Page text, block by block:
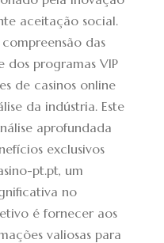
aceitação social.
das
dos programas VIP
de casinos online
da indústria. Este
aprofundada
exclusivos
pt.pt, um
no
é fornecer aos
valiosas para